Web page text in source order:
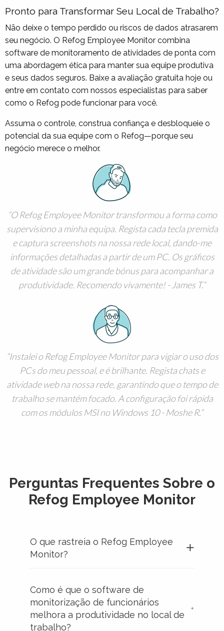
Pronto para Transformar Seu Local de Trabalho?
Não deixe o tempo perdido ou riscos de dados atrasarem
seu negócio. O Refog Employee Monitor combina
software de monitoramento de atividades de ponta com
uma abordagem ética para manter sua equipe produtiva
e seus dados seguros. Baixe a avaliação gratuita hoje ou
entre em contato com nossos especialistas para saber
como o Refog pode funcionar para você.
Assuma o controle, construa confiança e desbloqueie o
potencial da sua equipe com o Refog—porque seu
negócio merece o melhor.
O Refog Employee Monitor transformou a forma como
supervisiono a minha equipa. Regista cada tecla premida
e captura screenshots na nossa rede local, dando-me
informações detalhadas a partir de um PC. Os gráficos
de atividade são um grande bónus para acompanhar a
produtividade. Recomendo vivamente! - James T.
Instalei o Refog Employee Monitor para vigiar o uso dos
PCs do meu pessoal, e é brilhante. Regista chats e
atividade web na nossa rede, garantindo que o tempo de
trabalho se mantém focado. A configuração foi rápida
com os módulos MSI no Windows 10 - Moshe R.
Perguntas Frequentes Sobre o
Refog Employee Monitor
O que rastreia o Refog Employee
Monitor?
Como é que o software de
monitorização de funcionários
melhora a produtividade no local de
trabalho?